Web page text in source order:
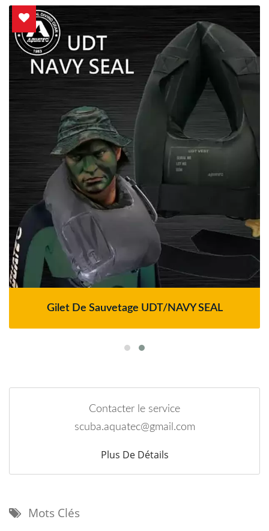
Gilet De Sauvetage UDT/NAVY SEAL
Contacter le service
scuba.aquatec@gmail.com
Plus De Détails
Mots Clés